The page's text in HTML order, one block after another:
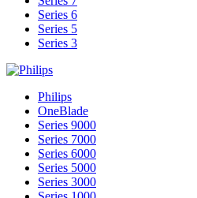
Series 6
Series 5
Series 3
Philips
OneBlade
Series 9000
Series 7000
Series 6000
Series 5000
Series 3000